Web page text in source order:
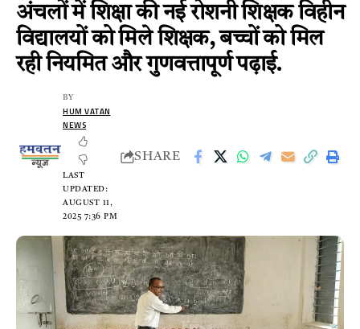
अंचलों में शिक्षा की नई रोशनी शिक्षक विहीन
विद्यालयों को मिले शिक्षक, बच्चों को मिल
रही नियमित और गुणवत्तापूर्ण पढ़ाई.
LAST
UPDATED:
AUGUST 11,
2025 7:36 PM
BY
HUM VATAN
NEWS
SHARE